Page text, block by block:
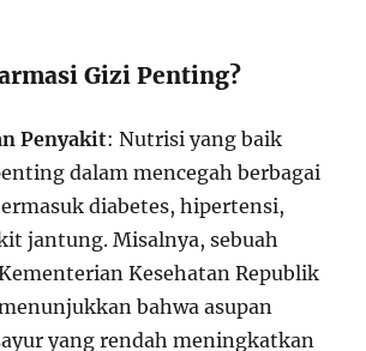
Gizi Penting?
Penyakit: Nutrisi yang baik
dalam mencegah berbagai
diabetes, hipertensi,
jantung. Misalnya, sebuah
Kesehatan Republik
bahwa asupan
yang rendah meningkatkan